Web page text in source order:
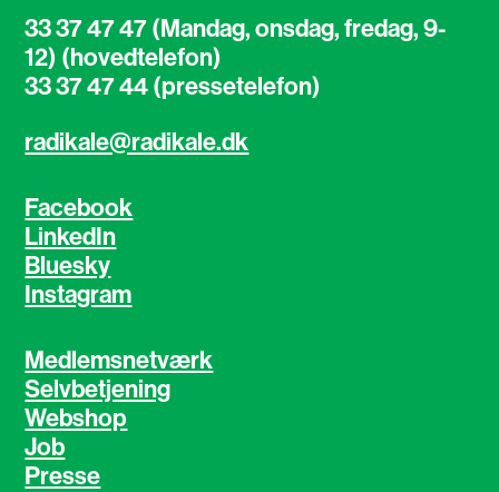
33 37 47 47 (Mandag, onsdag, fredag, 9-
12) (hovedtelefon)
33 37 47 44 (pressetelefon)
radikale@radikale.dk
Facebook
LinkedIn
Bluesky
Instagram
Medlemsnetværk
Selvbetjening
Webshop
Job
Presse